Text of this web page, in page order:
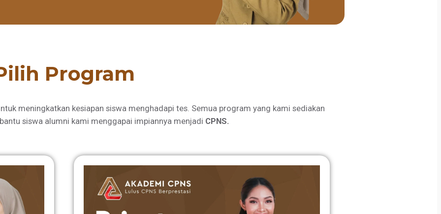
Program
meningkatkan kesiapan siswa menghadapi tes. Semua program yang kami sediakan
siswa alumni kami menggapai impiannya menjadi CPNS.